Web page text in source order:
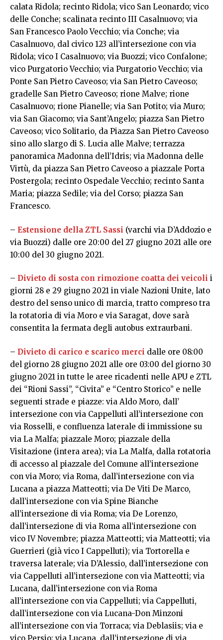
calata Ridola; recinto Ridola; vico San Leonardo; vico
delle Conche; scalinata recinto III Casalnuovo; via
San Francesco Paolo Vecchio; via Conche; via
Casalnuovo, dal civico 123 all’intersezione con via
Ridola; vico I Casalnuovo; via Buozzi; vico Confalone;
vico Purgatorio Vecchio; via Purgatorio Vecchio; via
Ponte San Pietro Caveoso; via San Pietro Caveoso;
gradelle San Pietro Caveoso; rione Malve; rione
Casalnuovo; rione Pianelle; via San Potito; via Muro;
via San Giacomo; via Sant’Angelo; piazza San Pietro
Caveoso; vico Solitario, da Piazza San Pietro Caveoso
sino allo slargo di S. Lucia alle Malve; terrazza
panoramica Madonna dell’Idris; via Madonna delle
Virtù, da piazza San Pietro Caveoso a piazzale Porta
Postergola; recinto Ospedale Vecchio; recinto Santa
Maria; piazza Sedile; via del Corso; piazza San
Francesco.
– Estensione della ZTL Sassi (varchi via D’Addozio e
via Buozzi) dalle ore 20:00 del 27 giugno 2021 alle ore
10:00 del 30 giugno 2021.
– Divieto di sosta con rimozione coatta dei veicoli i
giorni 28 e 29 giugno 2021 in viale Nazioni Unite, lato
destro del senso unico di marcia, tratto compreso tra
la rotatoria di via Moro e via Saragat, dove sarà
consentita la fermata degli autobus extraurbani.
– Divieto di carico e scarico merci dalle ore 08:00
del giorno 28 giugno 2021 alle ore 03:00 del giorno 30
giugno 2021 in tutte le aree ricadenti nelle APU e ZTL
dei “Rioni Sassi”, “Civita” e “Centro Storico” e nelle
seguenti strade e piazze: via Aldo Moro, dall’
intersezione con via Cappelluti all’intersezione con
via Rosselli, e confluenza laterale di immissione su
via La Malfa; piazzale Moro; piazzale della
Visitazione (intera area); via La Malfa, dalla rotatoria
di accesso al piazzale del Comune all’intersezione
con via Moro; via Roma, dall’intersezione con via
Lucana a piazza Matteotti; via De Viti De Marco,
dall’intersezione con via Spine Bianche
all’intersezione di via Roma; via De Lorenzo,
dall’intersezione di via Roma all’intersezione con
vico IV Novembre; piazza Matteotti; via Matteotti; via
Guerrieri (già vico I Cappelluti); via Tortorella e
traversa laterale; via D’Alessio, dall’intersezione con
via Cappelluti all’intersezione con via Matteotti; via
Lucana, dall’intersezione con via Roma
all’intersezione con via Cappelluti; via Cappelluti,
dall’intersezione con via Lucana-Don Minzoni
all’intersezione con via Torraca; via Deblasiis; via e
vico Persio; via Lucana, dall’intersezione di via